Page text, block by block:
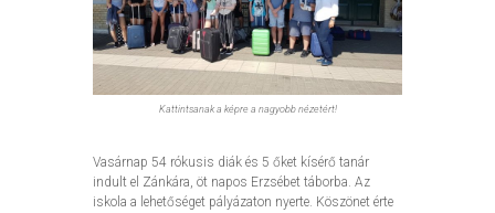
Kattintsanak a képre a nagyobb nézetért!
Vasárnap 54 rókusis diák és 5 őket kísérő tanár
indult el Zánkára, öt napos Erzsébet táborba. Az
iskola a lehetőséget pályázaton nyerte. Köszönet érte